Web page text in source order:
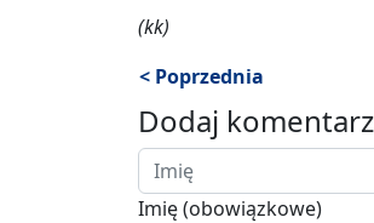
(kk)
< Poprzednia
Dodaj komentarz
Imię (obowiązkowe)